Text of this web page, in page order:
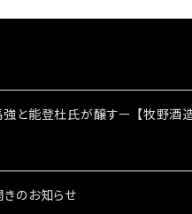
と能登杜氏が醸すー 【牧野酒
のお知らせ